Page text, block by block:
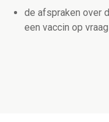
de afspraken over
een vaccin op